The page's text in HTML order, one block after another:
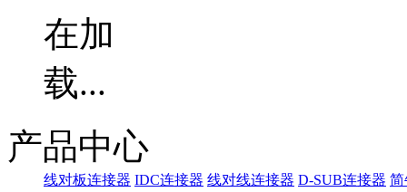
产品中心
线对板连接器 IDC连接器 线对线连接器 D-SUB连接器 简